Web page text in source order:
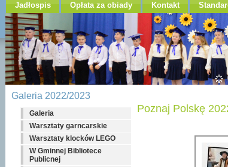
Jadłospis
Opłata za obiady Kontakt
Poznaj Polskę
Galeria 2022/2023
Galeria
Warsztaty garncarskie
Warsztaty klocków LEGO
W Gminnej Bibliotece
Publicnej